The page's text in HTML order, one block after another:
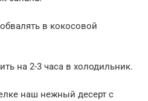
в кокосовой
на 2-3 часа в холодильник.
наш нежный десерт с